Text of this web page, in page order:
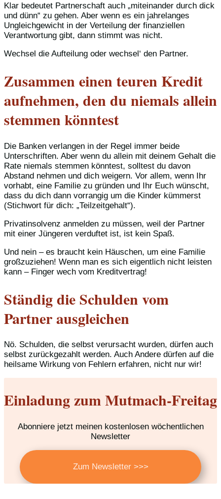
Klar bedeutet Partnerschaft auch „miteinander durch dick
und dünn“ zu gehen. Aber wenn es ein jahrelanges
Ungleichgewicht in der Verteilung der finanziellen
Verantwortung gibt, dann stimmt was nicht.
Wechsel die Aufteilung oder wechsel‘ den Partner.
Zusammen einen teuren Kredit
aufnehmen, den du niemals allein
stemmen könntest
Die Banken verlangen in der Regel immer beide
Unterschriften. Aber wenn du allein mit deinem Gehalt die
Rate niemals stemmen könntest, solltest du davon
Abstand nehmen und dich weigern. Vor allem, wenn Ihr
vorhabt, eine Familie zu gründen und Ihr Euch wünscht,
dass du dich dann vorrangig um die Kinder kümmerst
(Stichwort für dich: „Teilzeitgehalt“).
Privatinsolvenz anmelden zu müssen, weil der Partner
mit einer Jüngeren verduftet ist, ist kein Spaß.
Und nein – es braucht kein Häuschen, um eine Familie
großzuziehen! Wenn man es sich eigentlich nicht leisten
kann – Finger wech vom Kreditvertrag!
Ständig die Schulden vom
Partner ausgleichen
Nö. Schulden, die selbst verursacht wurden, dürfen auch
selbst zurückgezahlt werden. Auch Andere dürfen auf die
heilsame Wirkung von Fehlern erfahren, nicht nur wir!
Einladung zum Mutmach-Freitag
Abonniere jetzt meinen kostenlosen wöchentlichen
Newsletter
Zum Newsletter >>>